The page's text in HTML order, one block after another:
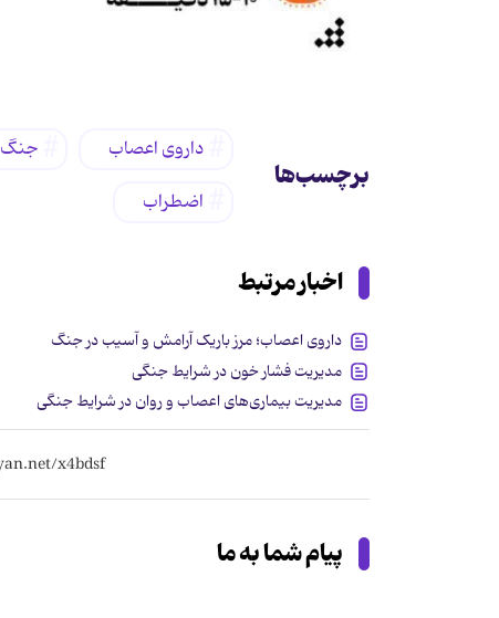
برچسب‌ها
داروی اعصاب جنگ
اضطراب
اخبار مرتبط
داروی اعصاب؛ مرز باریک آرامش و آسیب در جنگ
مدیریت فشار خون در شرایط جنگی
مدیریت بیماری‌های اعصاب و روان در شرایط جنگی
پیام شما به ما